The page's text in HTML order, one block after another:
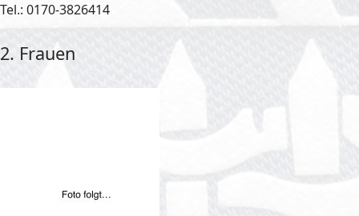
Tel.: 0170-3826414
2. Frauen